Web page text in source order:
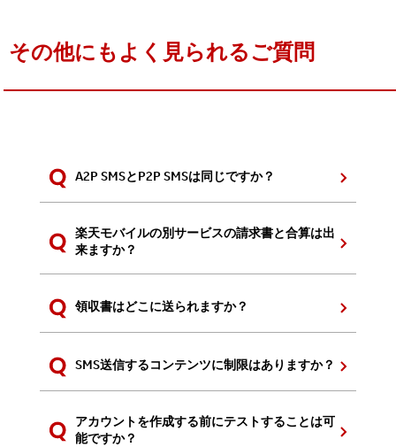
その他にもよく見られるご質問
A2P SMSとP2P SMSは同じですか？
楽天モバイルの別サービスの請求書と合算は出
来ますか？
領収書はどこに送られますか？
SMS送信するコンテンツに制限はありますか？
アカウントを作成する前にテストすることは可
能ですか？